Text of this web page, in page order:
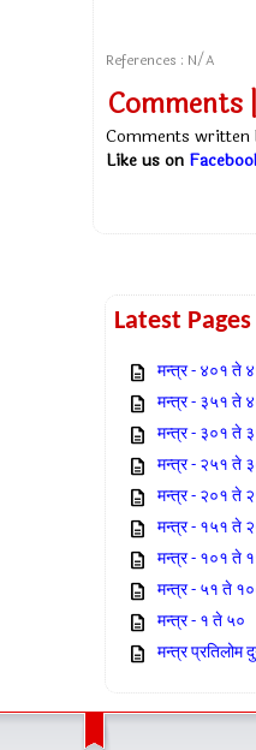
References : N/A
Comments |
Comments written
Like us on
Latest Pages
मन्त्र - ४०१ ते
मन्त्र - ३५१ ते
मन्त्र - ३०१ ते
मन्त्र - २५१ ते
मन्त्र - २०१ ते
मन्त्र - १५१ ते
मन्त्र - १०१ ते
मन्त्र - ५१ ते
मन्त्र - १ ते ५०
मन्त्र प्रतिलोम